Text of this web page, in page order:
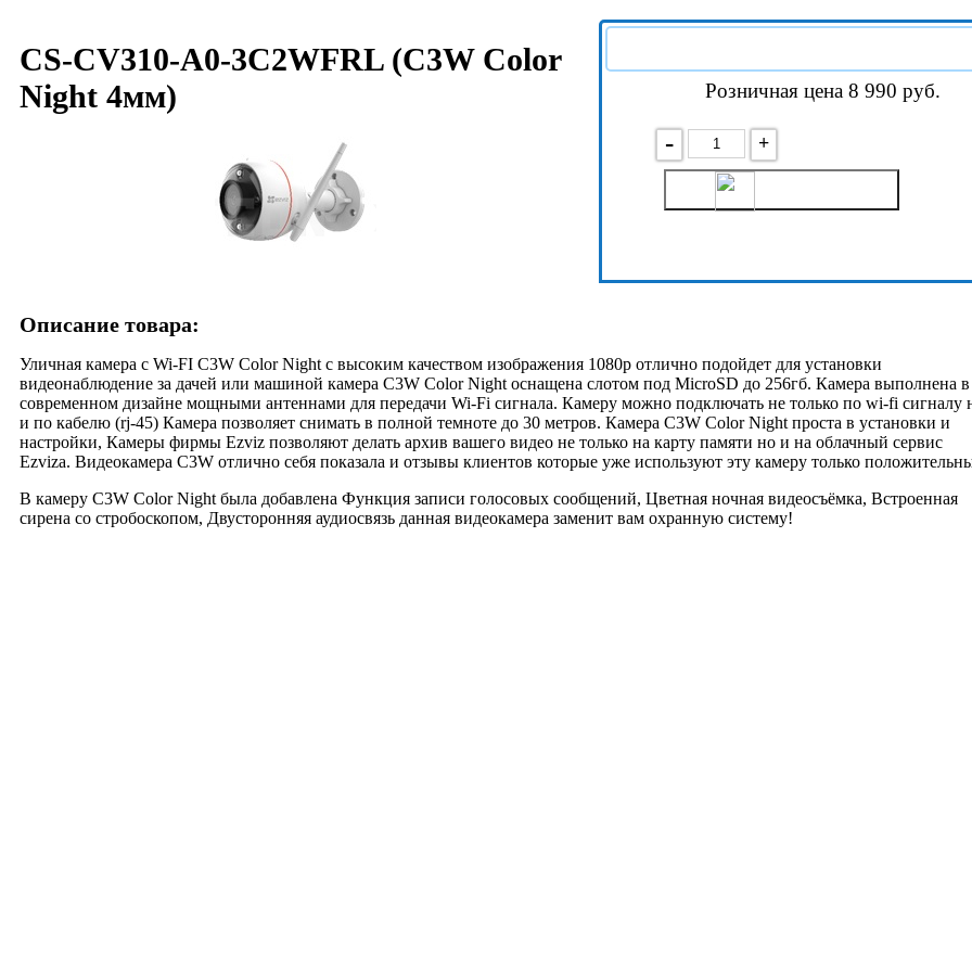
CS-CV310-A0-3C2WFRL (C3W Color
Night 4мм)
Розничная цена 8 990 руб.
- +
Описание товара:
Уличная камера с Wi-FI C3W Color Night с высоким качеством изображения 1080p отлично подойдет для установки
видеонаблюдение за дачей или машиной камера C3W Color Night оснащена слотом под MicroSD до 256гб. Камера выполнена в
современном дизайне мощными антеннами для передачи Wi-Fi сигнала. Камеру можно подключать не только по wi-fi сигналу
и по кабелю (rj-45) Камера позволяет снимать в полной темноте до 30 метров. Камера C3W Color Night проста в установки и
настройки, Камеры фирмы Ezviz позволяют делать архив вашего видео не только на карту памяти но и на облачный сервис
Ezviza. Видеокамера C3W отлично себя показала и отзывы клиентов которые уже используют эту камеру только
В камеру C3W Color Night была добавлена Функция записи голосовых сообщений, Цветная ночная видеосъёмка, Встроенная
сирена со стробоскопом, Двусторонняя аудиосвязь данная видеокамера заменит вам охранную систему!